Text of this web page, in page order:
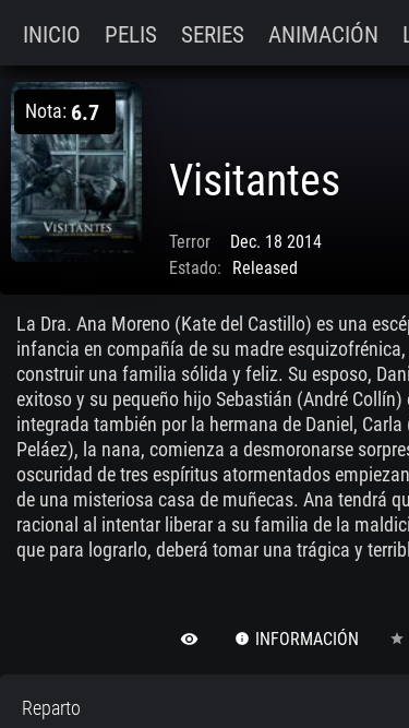
INICIO PELIS SERIES ANIMACIÓN
Nota: 6.7
Visitantes
Terror
Dec. 18 2014
Estado:
Released
La Dra. Ana Moreno (Kate del Castillo) es una
infancia en compañía de su madre
construir una familia sólida y feliz. Su esposo,
exitoso y su pequeño hijo Sebastián (André
integrada también por la hermana de Daniel,
Peláez), la nana, comienza a desmoronarse
oscuridad de tres espíritus atormentados
de una misteriosa casa de muñecas. Ana tendrá
racional al intentar liberar a su familia de la
que para lograrlo, deberá tomar una trágica y
remove_red_eye info INFORMACIÓN star
Reparto